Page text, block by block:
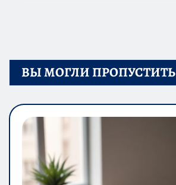
ВЫ МОГЛИ ПРОПУСТИТЬ